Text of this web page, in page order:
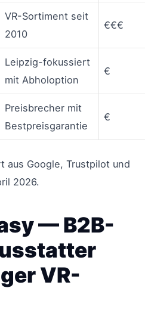
VR-Sortiment seit
2010
€€€
Leipzig-fokussiert
mit Abholoption
€
Preisbrecher mit
Bestpreisgarantie
€
Google, Trustpilot und
2026.
— B2B-
VR-